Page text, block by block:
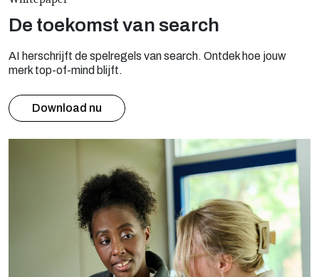
De toekomst van search
AI herschrijft de spelregels van search. Ontdek hoe jouw
merk top-of-mind blijft.
Download nu